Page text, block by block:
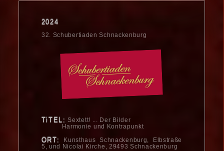
2024
32. Schubertiaden Schnackenburg
TiTEL: Sextett! ... Der Bilder
Harmonie und Kontrapunkt
ORT:
Kunsthaus Schnacken­burg, Elbstraße
5, und Nicolai Kirche, 29493 Schnackenburg